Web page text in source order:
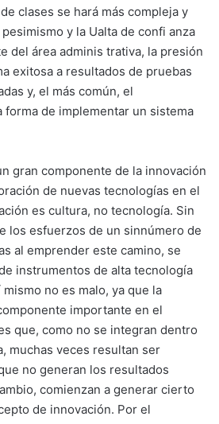
clases se hará más compleja y
y la Ualta de confi anza
del área adminis trativa, la presión
exitosa a resultados de pruebas
y, el más común, el
de implementar un sistema
gran componente de la innovación
de nuevas tecnologías en el
es cultura, no tecnología. Sin
los esfuerzos de un sinnúmero de
al emprender este camino, se
instrumentos de alta tecnología
no es malo, ya que la
importante en el
que, como no se integran dentro
muchas veces resultan ser
no generan los resultados
comienzan a generar cierto
de innovación. Por el